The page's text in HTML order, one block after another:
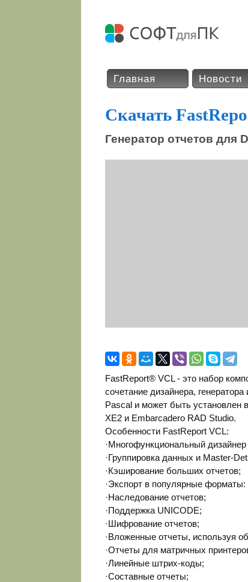
Главная Новости
Скачать
Генератор отчетов для
FastReport® VCL - это набор
сочетание дизайнера,
Pascal и может быть установлен
XE2 и Embarcadero RAD Studio.
Особенности FastReport VCL:
·Многофункциональный дизайнер
·Группировка данных и Master-
·Кэширование больших отчетов;
·Экспорт в популярные форматы:
·Наследование отчетов;
·Поддержка UNICODE;
·Шифрование отчетов;
·Вложенные отчеты, используя
·Отчеты для матричных
·Линейные штрих-коды;
·Составные отчеты;